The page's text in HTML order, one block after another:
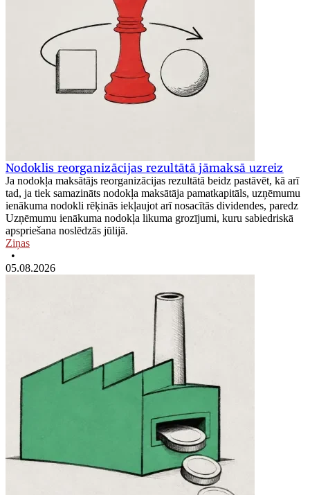
Nodoklis reorganizācijas rezultātā jāmaksā uzreiz
Ja nodokļa maksātājs reorganizācijas rezultātā beidz pastāvēt, kā arī
tad, ja tiek samazināts nodokļa maksātāja pamatkapitāls, uzņēmumu
ienākuma nodokli rēķinās iekļaujot arī nosacītās dividendes, paredz
Uzņēmumu ienākuma nodokļa likuma grozījumi, kuru sabiedriskā
apspriešana noslēdzās jūlijā.
Ziņas
•
05.08.2026